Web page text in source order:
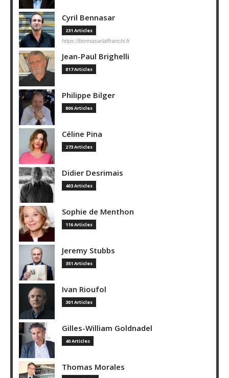
Cyril Bennasar
231 Articles
https://bennasarlaffranchi.fr
Jean-Paul Brighelli
817 Articles
Philippe Bilger
806 Articles
Céline Pina
273 Articles
Didier Desrimais
403 Articles
Sophie de Menthon
116 Articles
Jeremy Stubbs
351 Articles
Ivan Rioufol
301 Articles
Gilles-William Goldnadel
40 Articles
Thomas Morales